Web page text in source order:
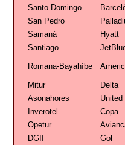
Santo Domingo
San Pedro
Samaná
Hyatt
Santiago
Romana-Bayahíbe
Mitur
Delta
Asonahores
United
Inverotel
Copa
Opetur
DGII
Gol